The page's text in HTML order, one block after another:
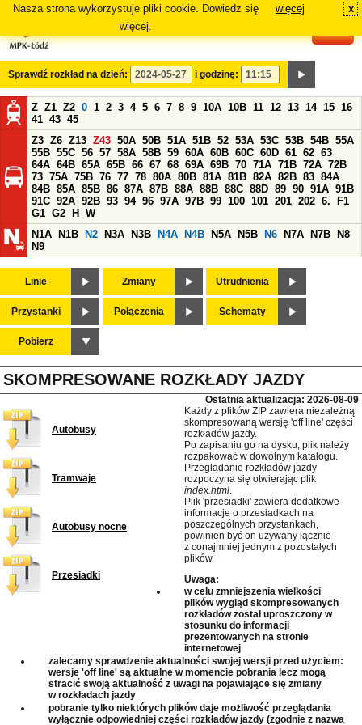
Nasza strona wykorzystuje pliki cookie. Dowiedz się
więcej.
więcej x
Sprawdź rozkład na dzień: i godzinę:
Z Z1 Z2 0 1 2 3 4 5 6 7 8 9 10A 10B 11 12 13 14 15 16
41 43 45
Z3 Z6 Z13 Z43 50A 50B 51A 51B 52 53A 53C 53B 54B 55A
55B 55C 56 57 58A 58B 59 60A 60B 60C 60D 61 62 63
64A 64B 65A 65B 66 67 68 69A 69B 70 71A 71B 72A 72B
73 75A 75B 76 77 78 80A 80B 81A 81B 82A 82B 83 84A
84B 85A 85B 86 87A 87B 88A 88B 88C 88D 89 90 91A 91B
91C 92A 92B 93 94 96 97A 97B 99 100 101 201 202 6.
F1
G1 G2 H
W
N1A
N1B N2 N3A N3B N4A N4B N5A N5B N6 N7A N7B
N8
N9
Linie Zmiany Utrudnienia
Przystanki Połączenia Schematy
Pobierz
SKOMPRESOWANE ROZKŁADY JAZDY
Ostatnia aktualizacja: 2026-08-09
Autobusy
Tramwaje
Autobusy nocne
Przesiadki
Każdy z plików ZIP zawiera niezależną
skompresowaną wersję 'off line' części
rozkładów jazdy.
Po zapisaniu go na dysku, plik należy
rozpakować w dowolnym katalogu.
Przeglądanie rozkładów jazdy
rozpoczyna się otwierając plik
index.html.
Plik 'przesiadki' zawiera dodatkowe
informacje o przesiadkach na
poszczególnych przystankach,
powinien być on używany łącznie
z conajmniej jednym z pozostałych
plików.
Uwaga:
w celu zmniejszenia wielkości
plików wygląd skompresowanych
rozkładów został uproszczony w
stosunku do informacji
prezentowanych na stronie
internetowej
zalecamy sprawdzenie aktualności swojej wersji przed użyciem:
wersje 'off line' są aktualne w momencie pobrania lecz mogą
stracić swoją aktualność z uwagi na pojawiające się zmiany
w rozkładach jazdy
pobranie tylko niektórych plików daje możliwość przeglądania
wyłącznie odpowiedniej części rozkładów jazdy (zgodnie z nazwa